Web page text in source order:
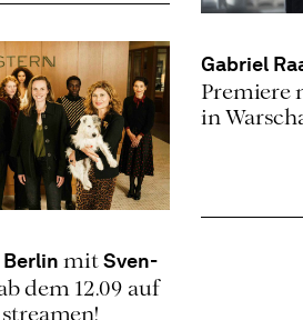
Gabriel
Premiere
in
mit Sven-
dem 12.09 auf